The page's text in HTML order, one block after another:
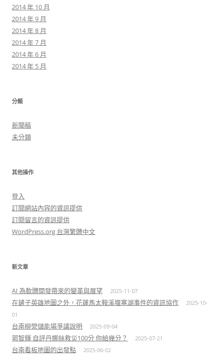
2014 年 10 月
2014 年 9 月
2014 年 8 月
2014 年 7 月
2014 年 6 月
2014 年 5 月
分類
新聞稿
未分類
其他操作
登入
訂閱網站內容的資訊提供
訂閱留言的資訊提供
WordPress.org 台灣繁體中文
新文章
AI 為軟體開發帶來的變革與展望 2025-11-07
在鏟子英雄地圖之外，花蓮馬太鞍溪堰塞湖事件的資訊協作
2025-10-
01
台南柳營儲能場爭議說明 2025-09-04
郭智輝 自評丹娜絲救災100分 你給幾分？ 2025-07-21
台南看板地圖的出發點 2025-06-02